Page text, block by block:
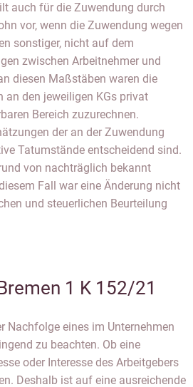
auch für die Zuwendung durch
vor, wenn die Zuwendung wegen
sonstiger, nicht auf dem
zwischen Arbeitnehmer und
diesen Maßstäben waren die
an den jeweiligen KGs privat
Bereich zuzurechnen.
der an der Zuwendung
Tatumstände entscheidend sind.
von nachträglich bekannt
Fall war eine Änderung nicht
und steuerlichen Beurteilung
1 K 152/21
Nachfolge eines im Unternehmen
zu beachten. Ob eine
oder Interesse des Arbeitgebers
Deshalb ist auf eine ausreichende
sind die kostenfreie, aber
(§ 42e EStG)
der Wahl für den steuerlichen